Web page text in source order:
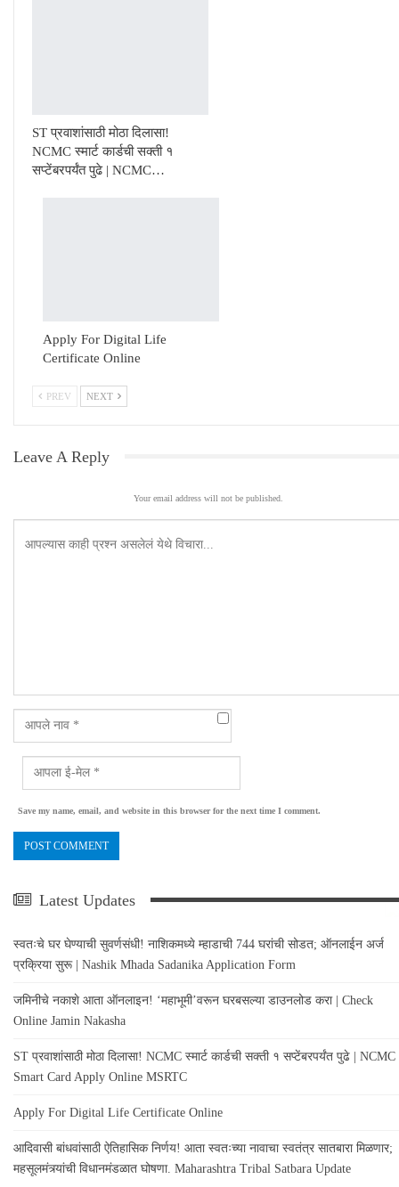
ST प्रवाशांसाठी मोठा दिलासा!
NCMC स्मार्ट कार्डची सक्ती १
सप्टेंबरपर्यंत पुढे | NCMC…
Apply For Digital Life
Certificate Online
PREV NEXT
Leave A Reply
Your email address will not be published.
Save my name, email, and website in this browser for the next time I comment.
Latest Updates
स्वतःचे घर घेण्याची सुवर्णसंधी! नाशिकमध्ये म्हाडाची 744 घरांची सोडत; ऑनलाईन अर्ज
प्रक्रिया सुरू | Nashik Mhada Sadanika Application Form
जमिनीचे नकाशे आता ऑनलाइन! ‘महाभूमी’वरून घरबसल्या डाउनलोड करा | Check
Online Jamin Nakasha
ST प्रवाशांसाठी मोठा दिलासा! NCMC स्मार्ट कार्डची सक्ती १ सप्टेंबरपर्यंत पुढे | NCMC
Smart Card Apply Online MSRTC
Apply For Digital Life Certificate Online
आदिवासी बांधवांसाठी ऐतिहासिक निर्णय! आता स्वतःच्या नावाचा स्वतंत्र सातबारा मिळणार;
महसूलमंत्र्यांची विधानमंडळात घोषणा. Maharashtra Tribal Satbara Update